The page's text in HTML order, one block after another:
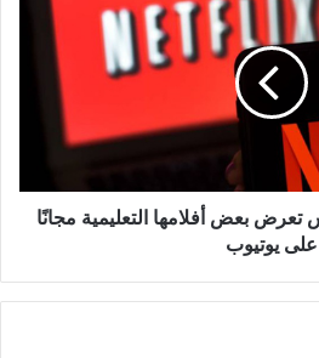
بعض أفلامها التعليمية مجانًا
على يوتيوب